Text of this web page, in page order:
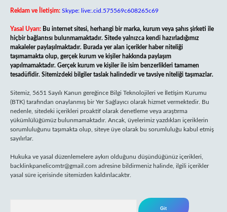
Reklam ve İletişim: Skype: live:.cid.575569c608265c69
Yasal Uyarı: Bu internet sitesi, herhangi bir marka, kurum veya şahıs şirketi ile
hiçbir bağlantısı bulunmamaktadır. Sitede yalnızca kendi hazırladığımız
makaleler paylaşılmaktadır. Burada yer alan içerikler haber niteliği
taşımamakta olup, gerçek kurum ve kişiler hakkında paylaşım
yapılmamaktadır. Gerçek kurum ve kişiler ile isim benzerlikleri tamamen
tesadüfidir. Sitemizdeki bilgiler taslak halindedir ve tavsiye niteliği taşımazlar.
Sitemiz, 5651 Sayılı Kanun gereğince Bilgi Teknolojileri ve İletişim Kurumu
(BTK) tarafından onaylanmış bir Yer Sağlayıcı olarak hizmet vermektedir. Bu
nedenle, sitedeki içerikleri proaktif olarak denetleme veya araştırma
yükümlülüğümüz bulunmamaktadır. Ancak, üyelerimiz yazdıkları içeriklerin
sorumluluğunu taşımakta olup, siteye üye olarak bu sorumluluğu kabul etmiş
sayılırlar.
Hukuka ve yasal düzenlemelere aykırı olduğunu düşündüğünüz içerikleri,
backlinkpanelicomtr@gmail.com adresine bildirmeniz halinde, ilgili içerikler
yasal süre içerisinde sitemizden kaldırılacaktır.